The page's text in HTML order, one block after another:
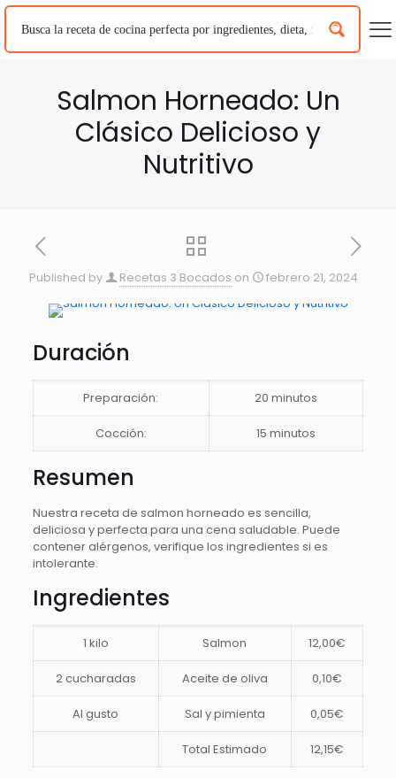
Salmon Horneado: Un
Clásico Delicioso y
Nutritivo
Published by Recetas 3 Bocados on febrero 21, 2024
Duración
Preparación: 20 minutos
Cocción: 15 minutos
Resumen
Nuestra receta de salmon horneado es sencilla,
deliciosa y perfecta para una cena saludable. Puede
contener alérgenos, verifique los ingredientes si es
intolerante.
Ingredientes
1 kilo Salmon 12,00€
2 cucharadas Aceite de oliva 0,10€
Al gusto Sal y pimienta 0,05€
Total Estimado 12,15€